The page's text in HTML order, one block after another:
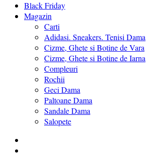
Black Friday
Magazin
Carti
Adidasi. Sneakers. Tenisi Dama
Cizme, Ghete si Botine de Vara
Cizme, Ghete si Botine de Iarna
Compleuri
Rochii
Geci Dama
Paltoane Dama
Sandale Dama
Salopete